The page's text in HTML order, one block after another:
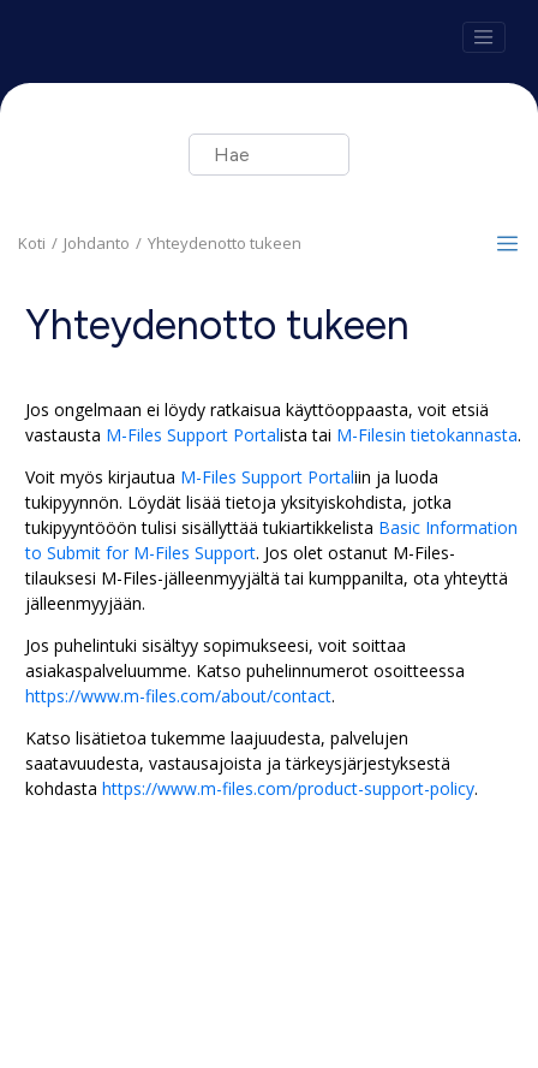
Koti Johdanto Yhteydenotto tukeen
Yhteydenotto tukeen
Jos ongelmaan ei löydy ratkaisua käyttöoppaasta, voit etsiä
vastausta M-Files Support Portalista tai M-Filesin tietokannasta.
Voit myös kirjautua M-Files Support Portaliin ja luoda
tukipyynnön. Löydät lisää tietoja yksityiskohdista, jotka
tukipyyntööön tulisi sisällyttää tukiartikkelista Basic Information
to Submit for M-Files Support. Jos olet ostanut M-Files-
tilauksesi M-Files-jälleenmyyjältä tai kumppanilta, ota yhteyttä
jälleenmyyjään.
Jos puhelintuki sisältyy sopimukseesi, voit soittaa
asiakaspalveluumme. Katso puhelinnumerot osoitteessa
https://www.m-files.com/about/contact.
Katso lisätietoa tukemme laajuudesta, palvelujen
saatavuudesta, vastausajoista ja tärkeysjärjestyksestä
kohdasta https://www.m-files.com/product-support-policy.